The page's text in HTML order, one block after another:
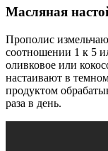
Масляная
Прополис
соотношении 1 к 5
оливковое или
настаивают в
продуктом
раза в день.